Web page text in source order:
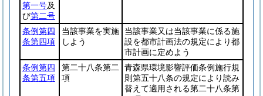
第一号及
び第二号
条例第四
条第四項
当該事業を実施
しよう
当該事業又は当該事業に係る施
設を都市計画法の規定により都
市計画に定めよう
条例第四
条第五項
第二十八条第二
項
青森県環境影響評価条例施行規
則第五十八条の規定により読み
替えて適用される第二十八条第